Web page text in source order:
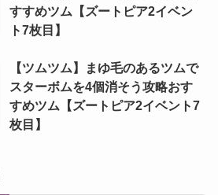
すすめツム【ズートピア2イベン
ト7枚目】
【ツムツム】まゆ毛のあるツムで
スターボムを4個消そう攻略おす
すめツム【ズートピア2イベント7
枚目】